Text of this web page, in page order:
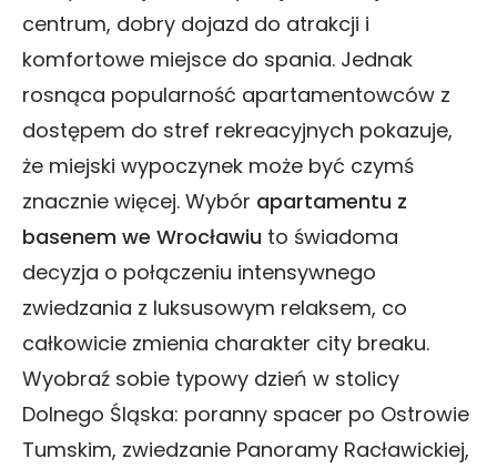
centrum, dobry dojazd do atrakcji i
komfortowe miejsce do spania. Jednak
rosnąca popularność apartamentowców z
dostępem do stref rekreacyjnych pokazuje,
że miejski wypoczynek może być czymś
znacznie więcej. Wybór apartamentu z
basenem we Wrocławiu to świadoma
decyzja o połączeniu intensywnego
zwiedzania z luksusowym relaksem, co
całkowicie zmienia charakter city breaku.
Wyobraź sobie typowy dzień w stolicy
Dolnego Śląska: poranny spacer po Ostrowie
Tumskim, zwiedzanie Panoramy Racławickiej,